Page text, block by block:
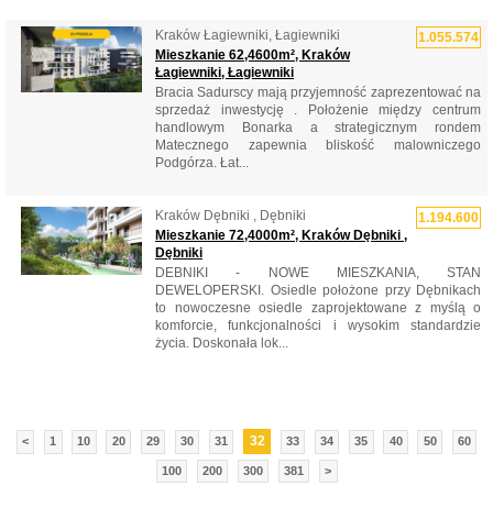
1.055.574
Kraków Łagiewniki, Łagiewniki
Mieszkanie 62,4600m², Kraków
Łagiewniki, Łagiewniki
Bracia Sadurscy mają przyjemność zaprezentować na
sprzedaż inwestycję . Położenie między centrum
handlowym Bonarka a strategicznym rondem
Matecznego zapewnia bliskość malowniczego
Podgórza. Łat...
1.194.600
Kraków Dębniki , Dębniki
Mieszkanie 72,4000m², Kraków Dębniki ,
Dębniki
DEBNIKI - NOWE MIESZKANIA, STAN
DEWELOPERSKI. Osiedle położone przy Dębnikach
to nowoczesne osiedle zaprojektowane z myślą o
komforcie, funkcjonalności i wysokim standardzie
życia. Doskonała lok...
< 1 10 20 29 30 31 32 33 34 35 40 50 60
100 200 300 381 >